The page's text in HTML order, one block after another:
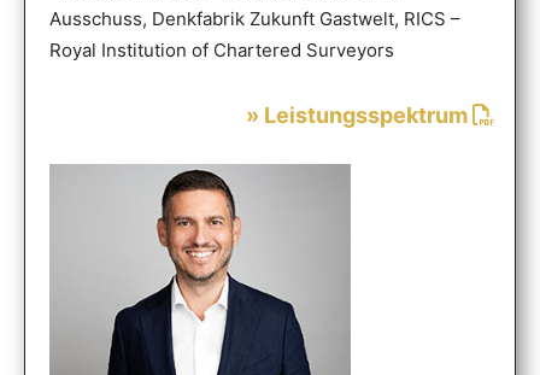
Ausschuss, Denkfabrik Zukunft Gastwelt, RICS –
Royal Institution of Chartered Surveyors
» Leistungsspektrum